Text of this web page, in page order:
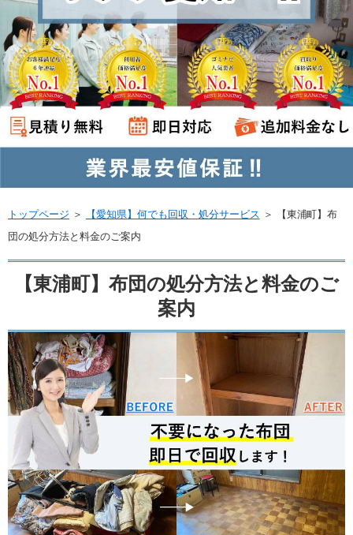
トップページ ＞ 【愛知県】何でも回収・処分サービス ＞
【東浦町】布
団の処分方法と料金のご案内
【東浦町】布団の処分方法と料金のご
案内